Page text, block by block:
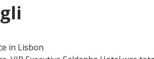
in Lisbon